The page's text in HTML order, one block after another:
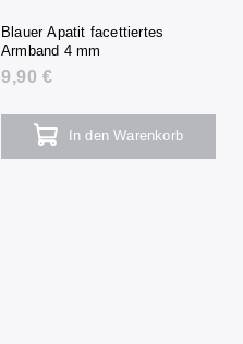
Blauer Apatit facettiertes
Armband 4 mm
9,90 €
In den Warenkorb